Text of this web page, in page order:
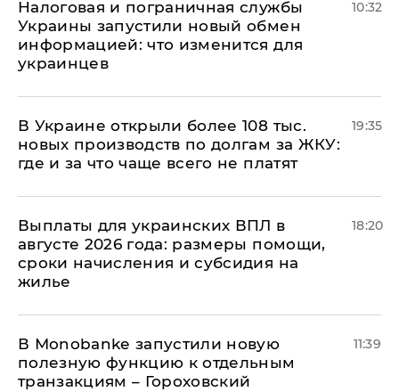
Налоговая и пограничная службы
Украины запустили новый обмен
информацией: что изменится для
украинцев
10:32
В Украине открыли более 108 тыс.
новых производств по долгам за ЖКУ:
где и за что чаще всего не платят
19:35
Выплаты для украинских ВПЛ в
августе 2026 года: размеры помощи,
сроки начисления и субсидия на
жилье
18:20
В Мonobankе запустили новую
полезную функцию к отдельным
транзакциям – Гороховский
11:39